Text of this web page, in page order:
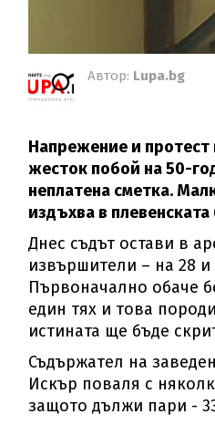
Автор: Lupa.bg
Напрежение и протест
жесток побой на 50-
неплатена сметка.
издъхва в
Днес съдът остави в
извършители – на 28 и
Първоначално обаче
един тях и това
истината ще бъде
Съдържател на
Искър поваля с
защото дължи пари -